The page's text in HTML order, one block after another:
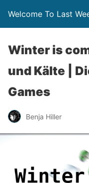
Welcome To Last
Winter is
und Kälte |
Games
Benja Hiller